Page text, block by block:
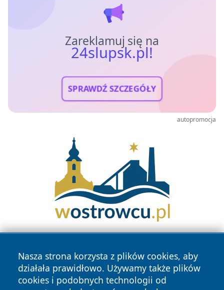
Zareklamuj się na
24slupsk.pl!
SPRAWDŹ SZCZEGÓŁY
autopromocja
Nasza strona korzysta z plików cookies, aby
działała prawidłowo. Używamy także plików
cookies i podobnych technologii od